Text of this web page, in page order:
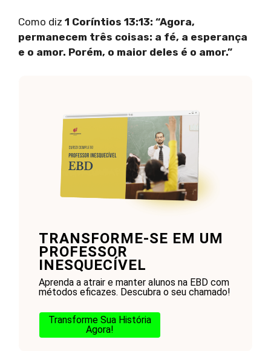
Como diz 1 Coríntios 13:13: “Agora,
permanecem três coisas: a fé, a esperança
e o amor. Porém, o maior deles é o amor.”
TRANSFORME-SE EM UM
PROFESSOR
INESQUECÍVEL
Aprenda a atrair e manter alunos na EBD com
métodos eficazes. Descubra o seu chamado!
Transforme Sua História
Agora!